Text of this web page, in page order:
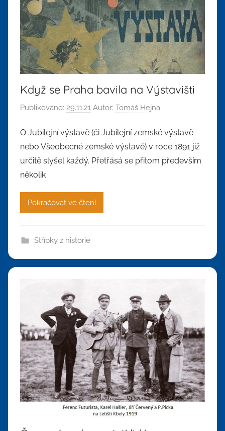
Když se Praha bavila na Výstavišti
Publikováno: 29.11.21 Autor: Tomáš Hejna
O Jubilejní výstavě (či Jubilejní zemské výstavě
nebo Všeobecné zemské výstavě) v roce 1891 již
určitě slyšel každý. Přetřásá se přitom především
několik
Pokračovat ve čtení
Střípky z historie